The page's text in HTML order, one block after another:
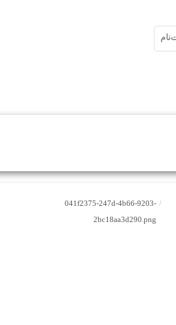
/
041f2375-247d-4b66-9203-
2bc18aa3d290.png